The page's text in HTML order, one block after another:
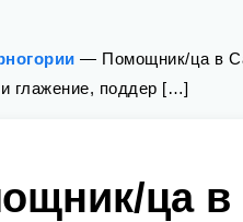
— Помощник/ца в
глажение, поддер […]
ца в